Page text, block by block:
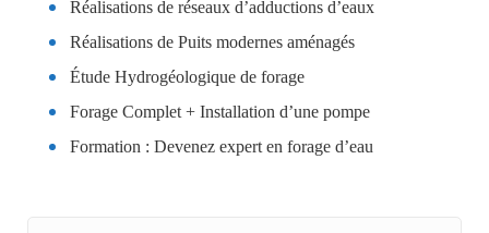
Réalisations de réseaux d’adductions d’eaux
Réalisations de Puits modernes aménagés
Étude Hydrogéologique de forage
Forage Complet + Installation d’une pompe
Formation : Devenez expert en forage d’eau